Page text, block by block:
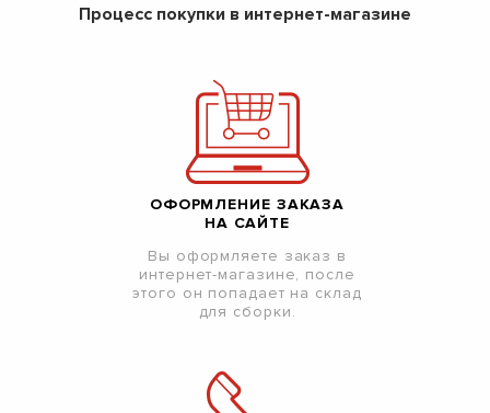
Процесс покупки в интернет-магазине
ОФОРМЛЕНИЕ ЗАКАЗА
НА САЙТЕ
Вы оформляете заказ в
интернет-магазине, после
этого он попадает на склад
для сборки.